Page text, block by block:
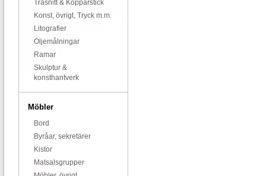
Träsnitt & Kopparstick
Konst, övrigt, Tryck m.m.
Litografier
Oljemålningar
Ramar
Skulptur &
konsthantverk
Möbler
Bord
Byråar, sekretärer
Kistor
Matsalsgrupper